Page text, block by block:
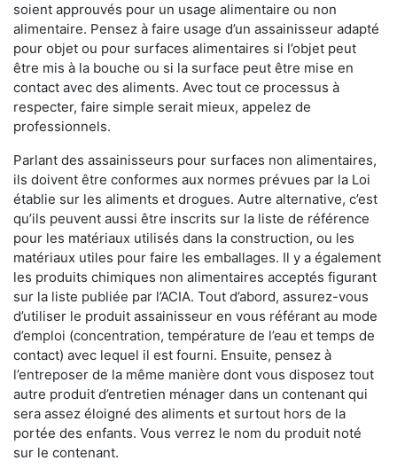
soient approuvés pour un usage alimentaire ou non
alimentaire. Pensez à faire usage d’un assainisseur adapté
pour objet ou pour surfaces alimentaires si l’objet peut
être mis à la bouche ou si la surface peut être mise en
contact avec des aliments. Avec tout ce processus à
respecter, faire simple serait mieux, appelez de
professionnels.
Parlant des assainisseurs pour surfaces non alimentaires,
ils doivent être conformes aux normes prévues par la Loi
établie sur les aliments et drogues. Autre alternative, c’est
qu’ils peuvent aussi être inscrits sur la liste de référence
pour les matériaux utilisés dans la construction, ou les
matériaux utiles pour faire les emballages. Il y a également
les produits chimiques non alimentaires acceptés figurant
sur la liste publiée par l’ACIA. Tout d’abord, assurez-vous
d’utiliser le produit assainisseur en vous référant au mode
d’emploi (concentration, température de l’eau et temps de
contact) avec lequel il est fourni. Ensuite, pensez à
l’entreposer de la même manière dont vous disposez tout
autre produit d’entretien ménager dans un contenant qui
sera assez éloigné des aliments et surtout hors de la
portée des enfants. Vous verrez le nom du produit noté
sur le contenant.